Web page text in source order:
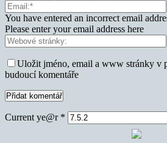
You have entered an incorrect email
Please enter your email address here
Uložit jméno, email a www stránky v
budoucí komentáře
Current ye@r *